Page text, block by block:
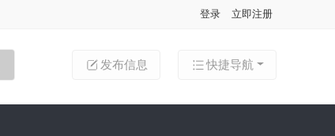
登录 立即注册
快捷导航
发布信息